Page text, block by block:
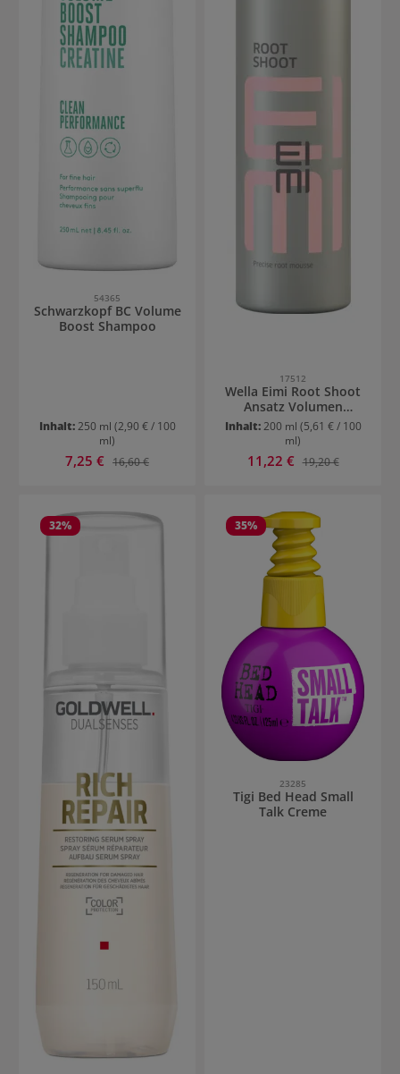
54365
Schwarzkopf BC Volume
Boost Shampoo
Inhalt:250 ml (2,90 € / 100
ml)
Verkaufspreis:
7,25 € Regulärer Preis:
16,60 €
17512
Wella Eimi Root Shoot
Ansatz Volumen
Schaum
Inhalt:200 ml (5,61 € / 100
ml)
Verkaufspreis:
11,22 € Regulärer Preis:
19,20 €
32% 35%
23285
Tigi Bed Head Small
Talk Creme